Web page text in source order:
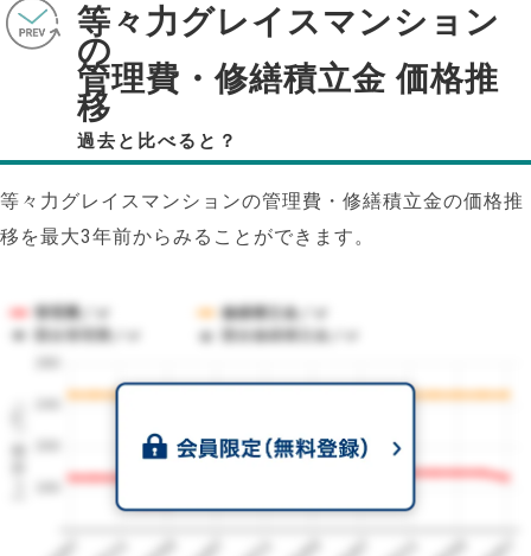
等々力グレイスマンション
の
管理費・修繕積立金 価格推
移
過去と比べると？
等々力グレイスマンションの管理費・修繕積立金の価格推
移を最大3年前からみることができます。
1㎡単価（円）
管理費／㎡
修繕積立金／㎡
競合管理費／㎡
競合修繕積立金／㎡